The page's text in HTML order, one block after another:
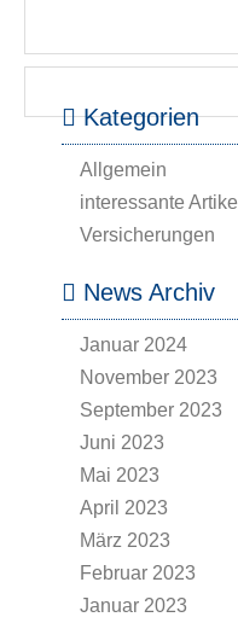
Kategorien
Allgemein
interessante Artikel
Versicherungen
News Archiv
Januar 2024
November 2023
September 2023
Juni 2023
Mai 2023
April 2023
März 2023
Februar 2023
Januar 2023